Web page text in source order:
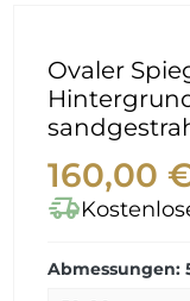
Ovaler
160,00
delivery_truck_speed
Abmessungen: